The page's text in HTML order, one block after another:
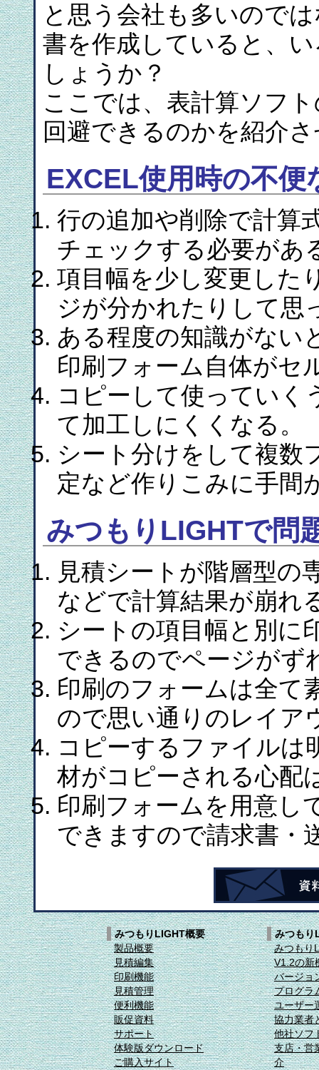
と思う会社も多いので
書を作成していると、
しょうか？
ここでは、表計算ソフ
回避できるのかを紹介
EXCEL使用時の不便
行の追加や削除で計算
チェックする必要があ
項目幅を少し変更した
ジが分かれたりして思
ある程度の知識がない
印刷フォーム自体がセ
コピーして使っていく
て加工しにくくなる。
シート分けをして複数
定など作りこみに手間
みつもりLIGHTで問
見積シートが階層型の
などで計算結果が崩れ
シートの項目幅と別に
できるのでページがず
印刷のフォームは全て
ので思い通りのレイア
コピーするファイルは
材がコピーされる心配
印刷フォームを用意し
できますので請求書・
みつもりLIGHT概要
製品概要
見積編集
印刷機能
見積管理
便利機能
販促資料
サポート
体験版ダウンロード
ご購入サイト
みつもり
みつもり
V1.2の新
バージョ
プログラ
ユーザー
協力業者
他社ソフ
支店・営
介